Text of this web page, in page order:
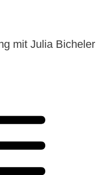
mit Julia Bicheler